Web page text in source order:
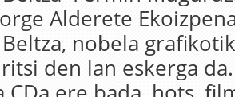
Alderete
Beltza, nobela
den lan eskerga